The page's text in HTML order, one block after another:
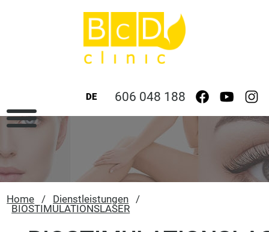
DE 606 048 188
Home / Dienstleistungen
/
BIOSTIMULATIONSLASER